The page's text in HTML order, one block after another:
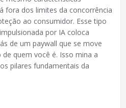
fora dos limites da concorrência
ao consumidor. Esse tipo
por IA coloca
de um paywall que se move
quem você é. Isso mina a
pilares fundamentais da